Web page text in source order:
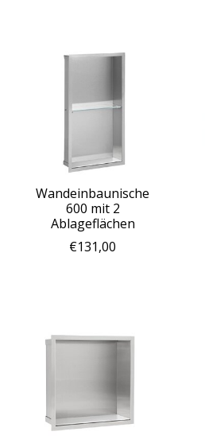
Wandeinbaunische
600 mit 2
Ablageflächen
€131,00